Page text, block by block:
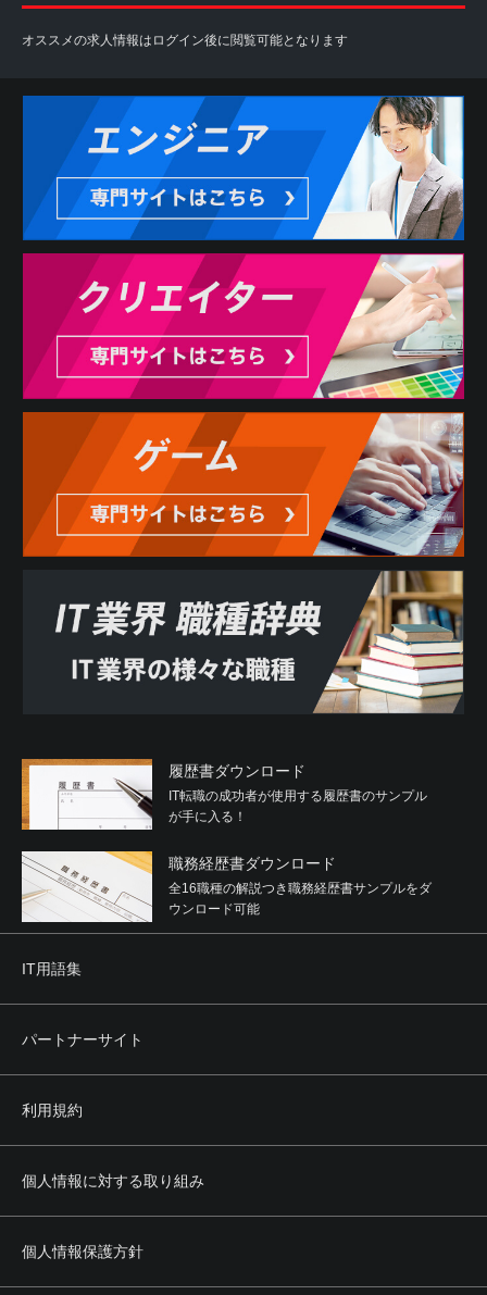
オススメの求人情報はログイン後に閲覧可能となります
履歴書ダウンロード
IT転職の成功者が使用する履歴書のサンプル
が手に入る！
職務経歴書ダウンロード
全16職種の解説つき職務経歴書サンプルをダ
ウンロード可能
IT用語集
パートナーサイト
利用規約
個人情報に対する取り組み
個人情報保護方針